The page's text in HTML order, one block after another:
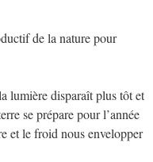
de la nature pour
lumière disparaît plus tôt et
se prépare pour l’année
et le froid nous envelopper